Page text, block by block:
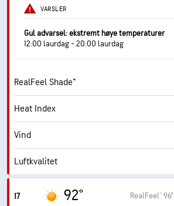
Fuktighet
Duggpunkt
Skydekke
Sikt
Skydekke
VARSLER
Gul advarsel: ekstremt høye temperaturer
12:00 laurdag - 20:00 laurdag
RealFeel Shade™
Heat Index
Vind
Luftkvalitet
Maks. UV-indeks
17 92° RealFeel® 96°